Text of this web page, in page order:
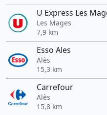
U Express Les
Les Mages
7,9 km
Esso Ales
Alès
15,3 km
Carrefour
Alès
15,8 km